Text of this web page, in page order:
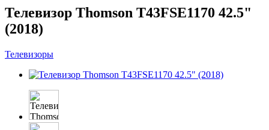
Телевизор Thomson T43FSE1170 42.5"
(2018)
Телевизоры